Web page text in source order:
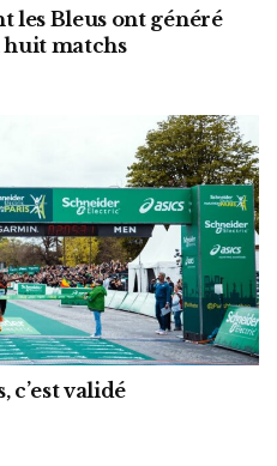
les Bleus ont généré
huit matchs
c’est validé